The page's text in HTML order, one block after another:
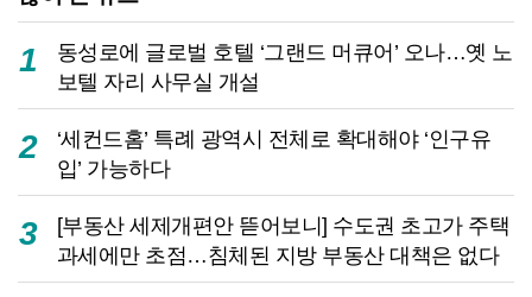
1
동성로에 글로벌 호텔 ‘그랜드 머큐어’ 오나…옛 노
보텔 자리 사무실 개설
2
‘세컨드홈’ 특례 광역시 전체로 확대해야 ‘인구유
입’ 가능하다
3
[부동산 세제개편안 뜯어보니] 수도권 초고가 주택
과세에만 초점…침체된 지방 부동산 대책은 없다